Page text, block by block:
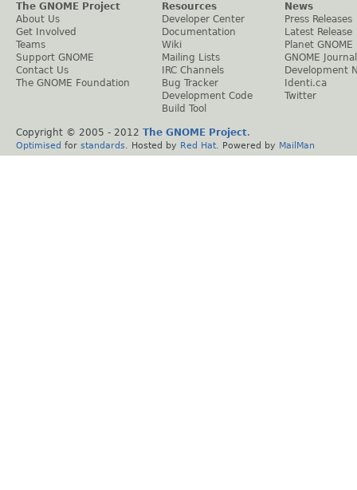
The GNOME Project
About Us
Get Involved
Teams
Support GNOME
Contact Us
The GNOME Foundation
Resources
Developer Center
Documentation
Wiki
Mailing Lists
IRC Channels
Bug Tracker
Development Code
Build Tool
News
Press Releases
Latest Release
Planet GNOME
GNOME Journal
Development
Identi.ca
Twitter
Copyright © 2005 - 2012 The GNOME Project.
Optimised for standards . Hosted by Red Hat . Powered by MailMan